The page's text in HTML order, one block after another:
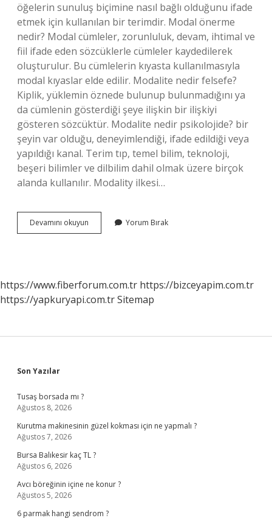
öğelerin sunuluş biçimine nasıl bağlı olduğunu ifade
etmek için kullanılan bir terimdir. Modal önerme
nedir? Modal cümleler, zorunluluk, devam, ihtimal ve
fiil ifade eden sözcüklerle cümleler kaydedilerek
oluşturulur. Bu cümlelerin kıyasta kullanılmasıyla
modal kıyaslar elde edilir. Modalite nedir felsefe?
Kiplik, yüklemin öznede bulunup bulunmadığını ya
da cümlenin gösterdiği şeye ilişkin bir ilişkiyi
gösteren sözcüktür. Modalite nedir psikolojide? bir
şeyin var olduğu, deneyimlendiği, ifade edildiği veya
yapıldığı kanal. Terim tıp, temel bilim, teknoloji,
beşeri bilimler ve dilbilim dahil olmak üzere birçok
alanda kullanılır. Modality ilkesi…
Devamını okuyun
Modalite
Yorum Bırak
https://www.fiberforum.com.tr https://bizceyapim.com.tr
https://yapkuryapi.com.trSitemap
Sidebar
Son Yazılar
Tusaş borsada mı ?
Ağustos 8, 2026
Kurutma makinesinin güzel kokması için ne yapmalı ?
Ağustos 7, 2026
Bursa Balıkesir kaç TL ?
Ağustos 6, 2026
Avcı böreğinin içine ne konur ?
Ağustos 5, 2026
6 parmak hangi sendrom ?